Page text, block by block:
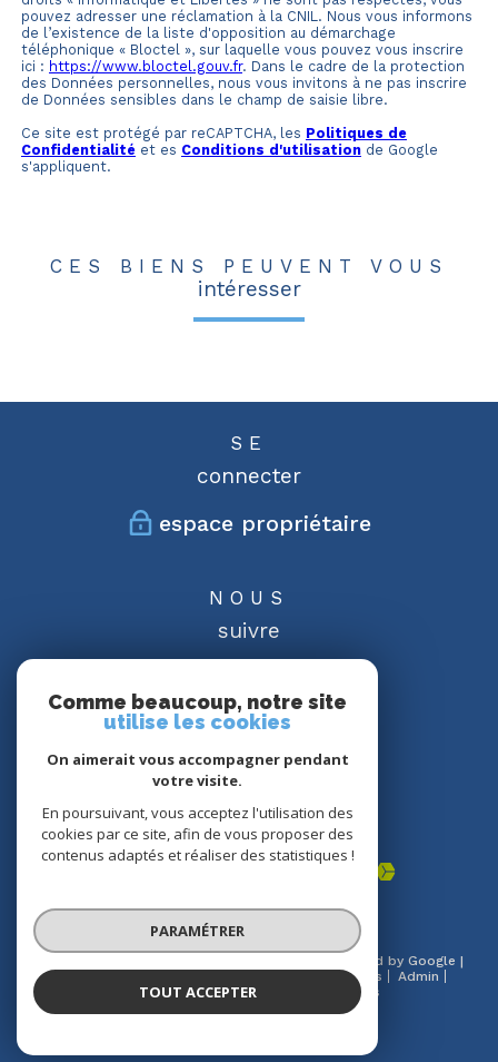
pouvez adresser une réclamation à la CNIL. Nous vous informons
de l’existence de la liste d'opposition au démarchage
téléphonique « Bloctel », sur laquelle vous pouvez vous inscrire
ici : https://www.bloctel.gouv.fr. Dans le cadre de la protection
des Données personnelles, nous vous invitons à ne pas inscrire
de Données sensibles dans le champ de saisie libre.
Ce site est protégé par reCAPTCHA, les Politiques de
Confidentialité et es Conditions d'utilisation de Google
s'appliquent.
CES BIENS PEUVENT VOUS
intéresser
SE
connecter
espace propriétaire
NOUS
suivre
NOUS
adhérons
© 2026 | Tous droits réservés | Traduction powered by Google |
Mentions légales
Admin
Partenaires
Politique RGPD Cookies
Comme beaucoup, notre site
utilise les cookies
On aimerait vous accompagner pendant
votre visite.
En poursuivant, vous acceptez l'utilisation des
cookies par ce site, afin de vous proposer des
contenus adaptés et réaliser des statistiques !
PARAMÉTRER
TOUT ACCEPTER